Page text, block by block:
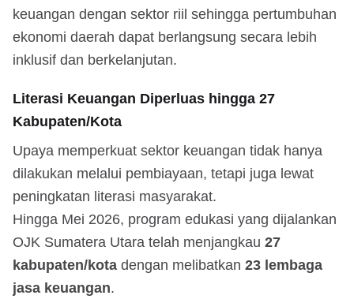
keuangan dengan sektor riil sehingga pertumbuhan
ekonomi daerah dapat berlangsung secara lebih
inklusif dan berkelanjutan.
Literasi Keuangan Diperluas hingga 27
Kabupaten/Kota
Upaya memperkuat sektor keuangan tidak hanya
dilakukan melalui pembiayaan, tetapi juga lewat
peningkatan literasi masyarakat.
Hingga Mei 2026, program edukasi yang dijalankan
OJK Sumatera Utara telah menjangkau 27
kabupaten/kota dengan melibatkan 23 lembaga
jasa keuangan.